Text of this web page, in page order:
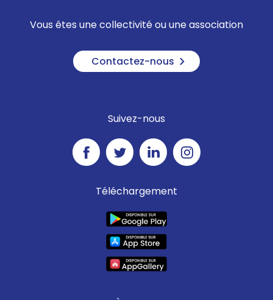
Vous êtes une collectivité ou une association
Contactez-nous
Suivez-nous
Téléchargement